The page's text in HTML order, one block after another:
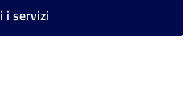
i servizi